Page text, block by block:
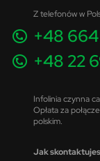
Z telefonów w
+48
+48 22
Infolinia czynna
Opłata za
polskim.
Jak